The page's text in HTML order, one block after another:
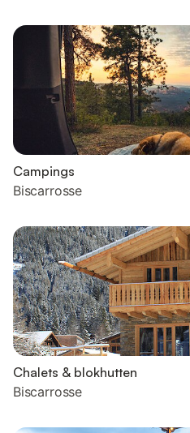
Campings
Biscarrosse
Chalets & blokhutten
Biscarrosse